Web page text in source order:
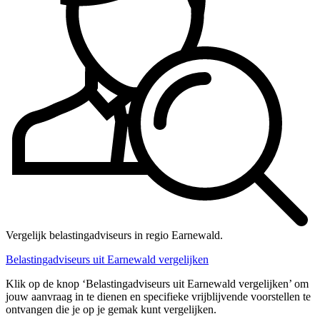
Vergelijk belastingadviseurs in regio Earnewald.
Belastingadviseurs uit Earnewald vergelijken
Klik op de knop ‘Belastingadviseurs uit Earnewald vergelijken’ om
jouw aanvraag in te dienen en specifieke vrijblijvende voorstellen te
ontvangen die je op je gemak kunt vergelijken.